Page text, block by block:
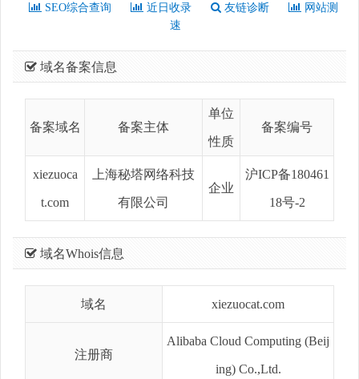
SEO综合查询 近日收录 友链诊断
网站测
速
域名备案信息
备案域名 备案主体
单位
性质
备案编号
xiezuoca
t.com
上海秘塔网络科技
有限公司
企业
沪ICP备180461
18号-2
域名Whois信息
域名 xiezuocat.com
注册商
Alibaba Cloud Computing (Beij
ing) Co.,Ltd.